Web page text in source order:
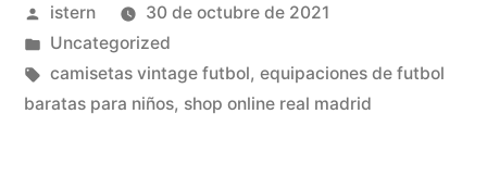
En
Sponsor
Técnico
Publicado
por
istern
30 de octubre de 2021
Publicado
en
Uncategorized
Etiquetas:
camisetas vintage futbol, equipaciones de futbol
baratas para niños, shop online real madrid